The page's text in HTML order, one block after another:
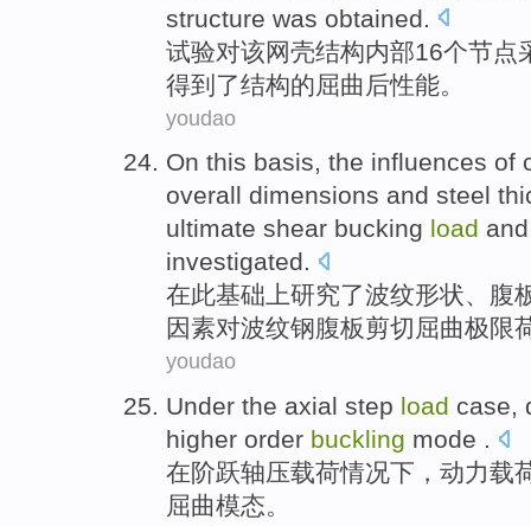
structure was obtained
试验对该网壳结构内部16个节点
得到了结构的屈曲 后性能。
youdao
On this basis, the influences of
overall dimensions and steel
ultimate shear bucking load and
investigated.
在此基础上研究了波纹形状、 腹
因素对波纹钢腹板剪切 屈曲极限
youdao
Under the axial step load case,
higher order buckling mode .
在阶跃轴压载荷情况下 ， 动力载
屈曲模态。